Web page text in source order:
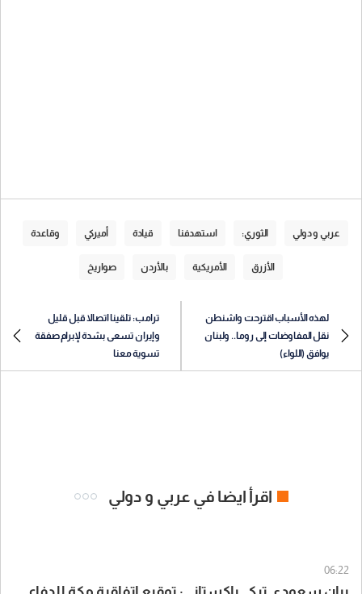
عربي و دولي الثوري: استهدفنا قيادة أميركي وقاعدة
الأزرق الأمريكية بالأردن صواريخ
لهذه الأسباب اقترحت واشنطن
نقل المفاوضات إلى روما.. ولبنان
يوافق (اللواء)
ترامب: تلقينا اتصالا قبل قليل
وإيران تسعى بشدة لإبرام صفقة
تسوية معنا
اقرأ ايضا في عربي و دولي
06:22